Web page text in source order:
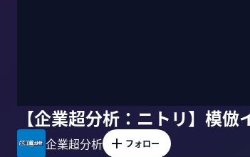
【企業超分析：ニトリ】模
企業超分析 フォロー